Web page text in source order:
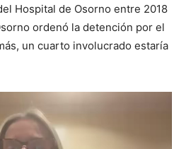
Hospital de Osorno entre 2018
ordenó la detención por el
un cuarto involucrado estaría